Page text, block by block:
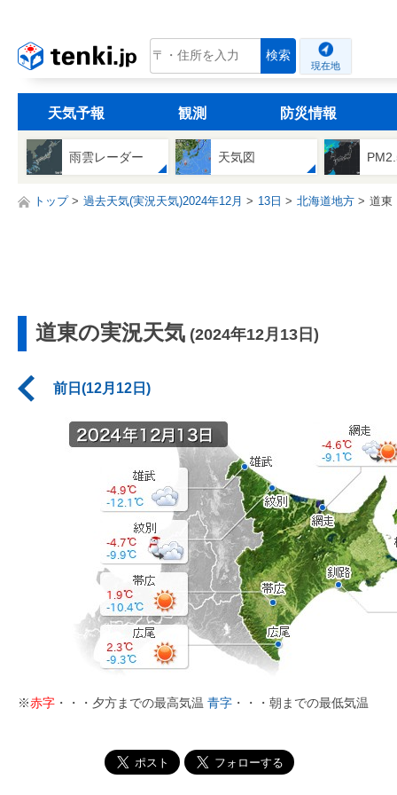
tenki.jp 検索
現在地
天気予報 観測 防災情報
雨雲レーダー 天気図
トップ 過去天気(実況天気)2024年12月 13日 北海道地方 道東
道東の実況天気 (2024年12月13日)
前日(12月12日)
※赤字 ・・・夕方までの最高気温 青字 ・・・朝までの最低気温